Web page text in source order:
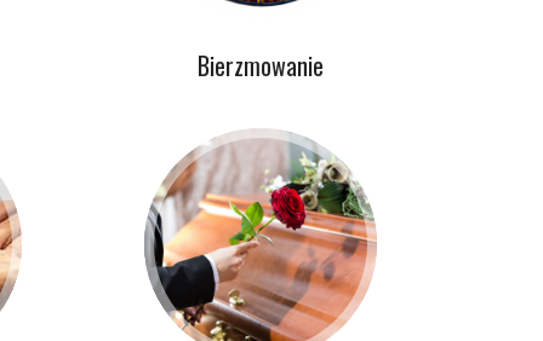
Bierzmowanie